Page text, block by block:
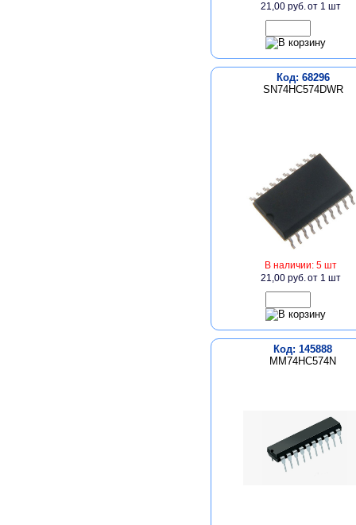
21,00 руб.от 1 шт
Код: 68296
SN74HC574DWR
В наличии: 5 шт
21,00 руб.от 1 шт
Код: 145888
MM74HC574N